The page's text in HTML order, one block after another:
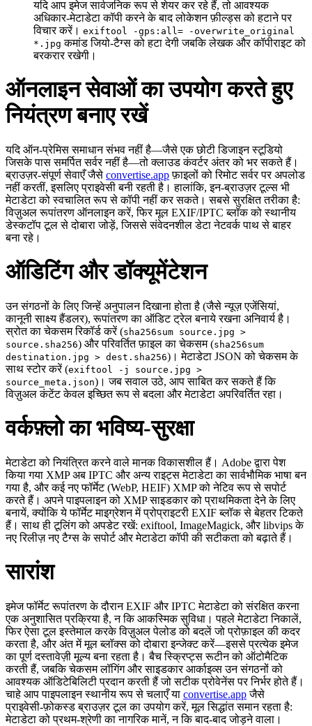
यदि आप इमेज सार्वजनिक रूप से शेयर कर रहे हैं, तो आवश्यक
अधिकार‑मेटाडेटा कॉपी करने के बाद लोकेशन फ़ील्ड्स को हटाने पर
विचार करें। exiftool -gps:all= -overwrite_original
*.jpg कमांड जियो‑टैग्स को हटा देगी जबकि लेखक और कॉपीराइट को
बरकरार रखेगी।
ऑनलाइन सेवाओं का उपयोग करते हुए
नियंत्रण बनाए रखें
यदि ऑन‑प्रेमिस समाधान संभव नहीं है—जैसे एक छोटी डिजाइन स्टूडियो
जिसके पास समर्पित सर्वर नहीं है—तो क्लाउड कंवर्टर अंतर को भर सकते हैं।
ब्राउज़र‑संपूर्ण सेवाएँ जैसे convertise.appफ़ाइलों को रिमोट सर्वर पर अपलोड
नहीं करतीं, इसलिए प्राइवेसी बनी रहती है। हालांकि, इन‑ब्राउज़र टूल्स भी
मेटाडेटा को स्वचालित रूप से कॉपी नहीं कर सकते। सबसे सुरक्षित तरीका है:
विज़ुअल रूपांतरण ऑनलाइन करें, फिर मूल EXIF/IPTC ब्लॉक को स्थानीय
डेस्कटॉप टूल से दोबारा जोड़ें, जिससे संवेदनशील डेटा नेटवर्क पाथ से बाहर
बना रहे।
ऑडिटिंग और डॉक्यूमेंटेशन
उन संगठनों के लिए जिन्हें अनुपालन दिखाना होता है (जैसे न्यूज़ एजेंसियां,
कानूनी साक्ष्य हैंडलर), रूपांतरण का ऑडिट ट्रेल बनाये रखना अनिवार्य है।
स्रोत का चेकसम रिकॉर्ड करें (sha256sum source.jpg >
source.sha256) और परिवर्तित फ़ाइल का चेकसम (sha256sum
destination.jpg > dest.sha256)। मेटाडेटा JSON को चेकसम के
साथ स्टोर करें (exiftool -j source.jpg >
source_meta.json)। जब सवाल उठे, आप साबित कर सकते हैं कि
विज़ुअल कंटेंट केवल इच्छित रूप से बदला और मेटाडेटा अपरिवर्तित रहा।
वर्कफ़्लो का भविष्य‑सुरक्षा
मेटाडेटा को नियंत्रित करने वाले मानक विकासशील हैं। Adobe द्वारा पेश
किया गया XMP अब IPTC और अन्य राइट्स मेटाडेटा का सार्वभौमिक भाषा बन
गया है, और कई नए फॉर्मेट (WebP, HEIF) XMP को नेटिव रूप से सपोर्ट
करते हैं। अपने पाइपलाइन को XMP साइडकार को प्राथमिकता देने के लिए
बनायें, क्योंकि ये फॉर्मेट माइग्रेशन में प्रोप्राइटरी EXIF ब्लॉक से बेहतर टिकते
हैं। साथ ही टूलिंग को अपडेट रखें: exiftool, ImageMagick, औरlibvipsके
नए रिलीज़ नए टैग्स के सपोर्ट और मेटाडेटा कॉपी की सटीकता को बढ़ाते हैं।
सारांश
इमेज फॉर्मेट रूपांतरण के दौरान EXIF और IPTC मेटाडेटा को संरक्षित करना
एक अनुशासित प्रक्रिया है, न कि आकस्मिक सुविधा। पहले मेटाडेटा निकालें,
फिर ऐसा टूल इस्तेमाल करके विज़ुअल पेलोड को बदलें जो प्रोफ़ाइल की कदर
करता है, और अंत में मूल ब्लॉक्स को दोबारा इन्जेक्ट करें—इससे प्रत्येक इमेज
का पूर्ण दस्तावेज़ी मूल्य बना रहता है। बैच स्क्रिप्ट्स रूटीन को ऑटोमैटिक
करती हैं, जबकि चेकसम लॉगिंग और साइडकार आर्काइव्स उन संगठनों को
आवश्यक ऑडिटेबिलिटी प्रदान करती हैं जो सटीक प्रोवेनेंस पर निर्भर होते हैं।
चाहे आप पाइपलाइन स्थानीय रूप से चलाएँ या convertise.appजैसे
प्राइवेसी‑फ़ोकस्ड ब्राउज़र टूल का उपयोग करें, मूल सिद्धांत समान रहता है:
मेटाडेटा को प्रथम‑श्रेणी का नागरिक मानें, न कि बाद‑बाद जोड़ने वाला।